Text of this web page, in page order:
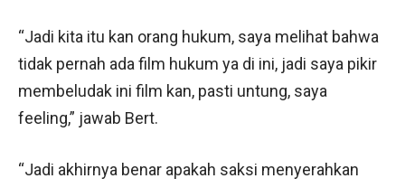
“Jadi kita itu kan orang hukum, saya melihat bahwa
tidak pernah ada film hukum ya di ini, jadi saya pikir
membeludak ini film kan, pasti untung, saya
feeling,” jawab Bert.
“Jadi akhirnya benar apakah saksi menyerahkan